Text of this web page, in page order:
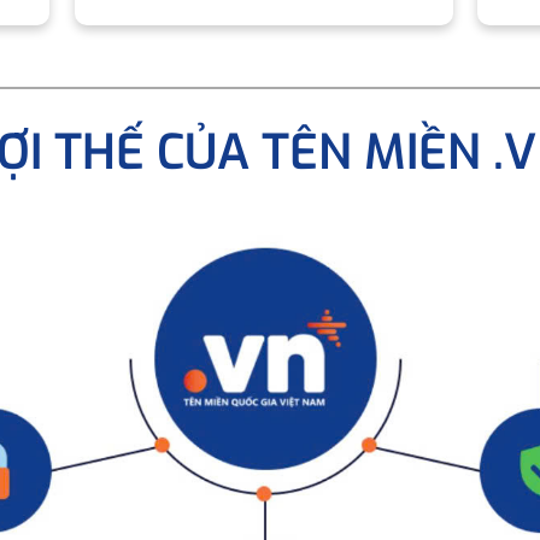
THẾ CỦA TÊN MIỀN